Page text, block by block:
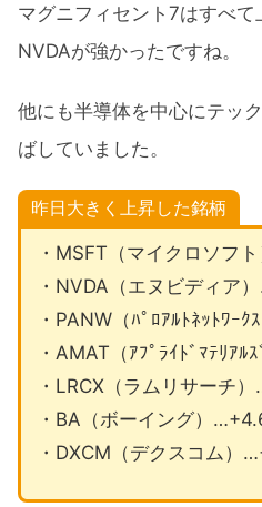
マグニフィセント7はすべ
NVDAが強かったですね。
他にも半導体を中心にテッ
ばしていました。
昨日大きく上昇した銘柄
・MSFT（マイクロソフ
・NVDA（エヌビディア
・PANW（ﾊﾟﾛｱﾙﾄﾈｯﾄﾜｰ
・AMAT（ｱﾌﾟﾗｲﾄﾞﾏﾃﾘｱ
・LRCX（ラムリサーチ
・BA（ボーイング）
・DXCM（デクスコム）